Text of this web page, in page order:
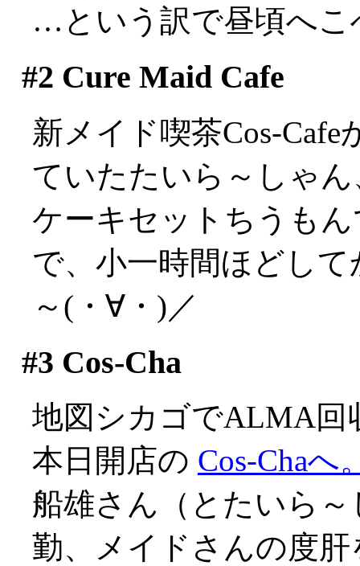
…という訳で昼頃へこ
#2 Cure Maid Cafe
新メイド喫茶Cos-
ていたたいら～しゃ
ケーキセットちうも
で、小一時間ほどし
～(・∀・)／
#3 Cos-Cha
地図シカゴでALMA回
本日開店の Cos-Chaへ
船雄さん（とたいら
勤、メイドさんの度